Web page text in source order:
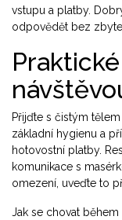
vstupu a platby.
odpovědět bez
Přijďte s čistým
základní hygienu a
hotovostní platby.
komunikace s
omezení, uveďte to
Jak se chovat